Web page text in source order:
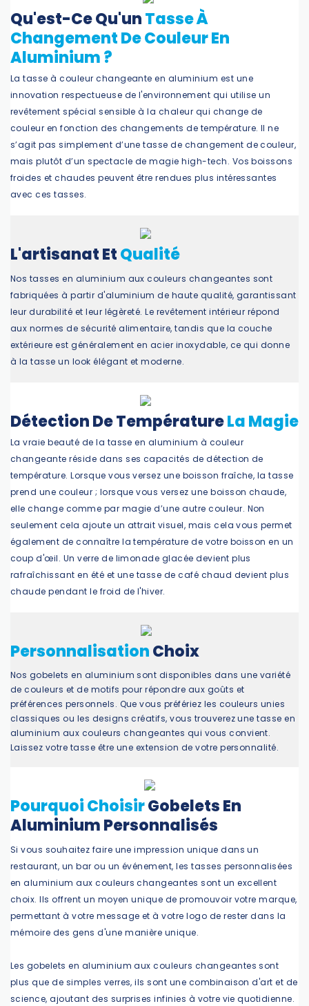
Qu'est-Ce Qu'unTasse À
Changement De Couleur En
Aluminium ?
La tasse à couleur changeante en aluminium est une
innovation respectueuse de l'environnement qui utilise un
revêtement spécial sensible à la chaleur qui change de
couleur en fonction des changements de température. Il ne
s’agit pas simplement d’une tasse de changement de couleur,
mais plutôt d’un spectacle de magie high-tech. Vos boissons
froides et chaudes peuvent être rendues plus intéressantes
avec ces tasses.
L'artisanat EtQualité
Nos tasses en aluminium aux couleurs changeantes sont
fabriquées à partir d'aluminium de haute qualité, garantissant
leur durabilité et leur légèreté. Le revêtement intérieur répond
aux normes de sécurité alimentaire, tandis que la couche
extérieure est généralement en acier inoxydable, ce qui donne
à la tasse un look élégant et moderne.
Détection De TempératureLa Magie
La vraie beauté de la tasse en aluminium à couleur
changeante réside dans ses capacités de détection de
température. Lorsque vous versez une boisson fraîche, la tasse
prend une couleur ; lorsque vous versez une boisson chaude,
elle change comme par magie d’une autre couleur. Non
seulement cela ajoute un attrait visuel, mais cela vous permet
également de connaître la température de votre boisson en un
coup d'œil. Un verre de limonade glacée devient plus
rafraîchissant en été et une tasse de café chaud devient plus
chaude pendant le froid de l'hiver.
PersonnalisationChoix
Nos gobelets en aluminium sont disponibles dans une variété
de couleurs et de motifs pour répondre aux goûts et
préférences personnels. Que vous préfériez les couleurs unies
classiques ou les designs créatifs, vous trouverez une tasse en
aluminium aux couleurs changeantes qui vous convient.
Laissez votre tasse être une extension de votre personnalité.
Pourquoi ChoisirGobelets En
Aluminium Personnalisés
Si vous souhaitez faire une impression unique dans un
restaurant, un bar ou un événement, les tasses personnalisées
en aluminium aux couleurs changeantes sont un excellent
choix. Ils offrent un moyen unique de promouvoir votre marque,
permettant à votre message et à votre logo de rester dans la
mémoire des gens d'une manière unique.
Les gobelets en aluminium aux couleurs changeantes sont
plus que de simples verres, ils sont une combinaison d'art et de
science, ajoutant des surprises infinies à votre vie quotidienne.